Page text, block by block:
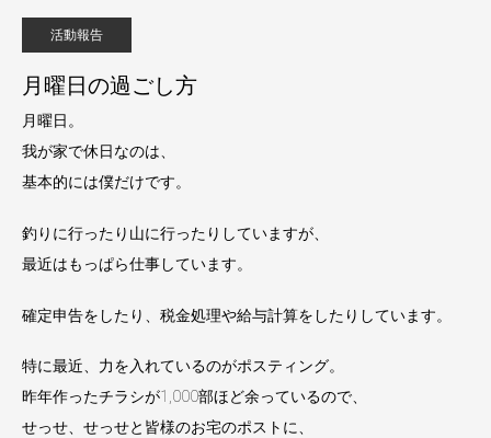
活動報告
月曜日の過ごし方
月曜日。
我が家で休日なのは、
基本的には僕だけです。
釣りに行ったり山に行ったりしていますが、
最近はもっぱら仕事しています。
確定申告をしたり、税金処理や給与計算をしたりしています。
特に最近、力を入れているのがポスティング。
昨年作ったチラシが1,000部ほど余っているので、
せっせ、せっせと皆様のお宅のポストに、